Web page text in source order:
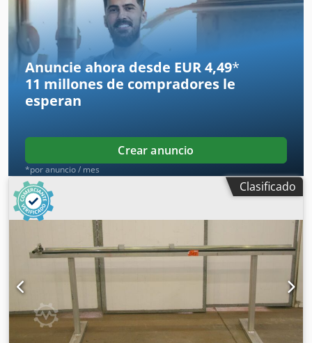
680/340/A470 mm Dcjdpfx Asf Sgwnod Nek -Peso: 55 kg
Anuncie ahora desde EUR 4,49*
11 millones de compradores le
esperan
Crear anuncio
*por anuncio / mes
Clasificado